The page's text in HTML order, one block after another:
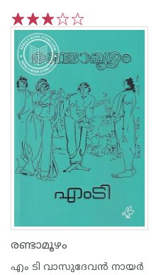
5
4
3
2
1
രണ്ടാമൂഴം
എം ടി വാസുദേവന്‍ നായര്‍